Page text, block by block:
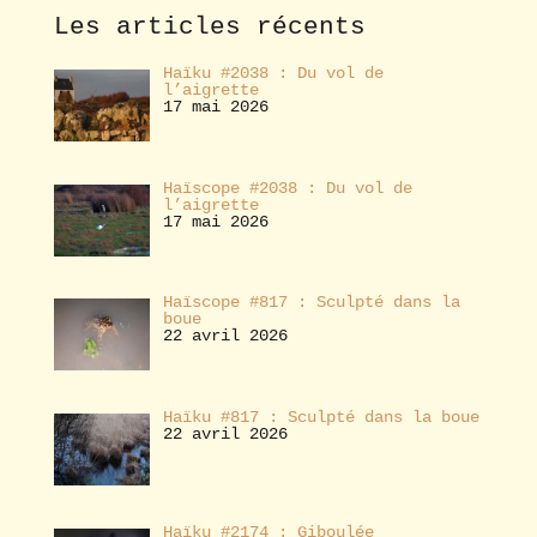
eLes articles récents
Haïku #2038 : Du vol de
l’aigrette
17 mai 2026
Haïscope #2038 : Du vol de
l’aigrette
17 mai 2026
Haïscope #817 : Sculpté dans la
boue
22 avril 2026
Haïku #817 : Sculpté dans la boue
22 avril 2026
Haïku #2174 : Giboulée